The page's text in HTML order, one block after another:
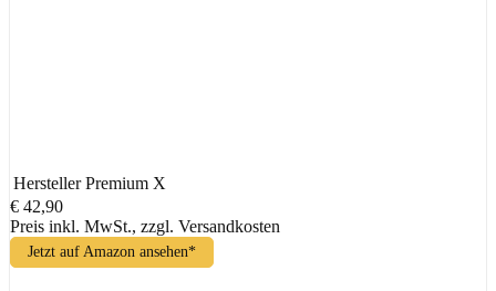
Hersteller Premium X
€ 42,90
Preis inkl. MwSt., zzgl. Versandkosten
Jetzt auf Amazon ansehen*